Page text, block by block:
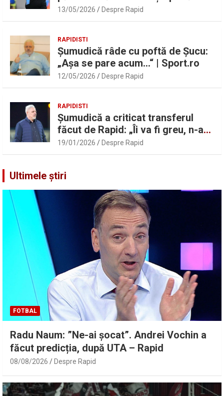
Marius Șumudică despre Daniel
Pancu
13/05/2026 Despre Rapid
RAPIDISTI
Șumudică râde cu poftă de Șucu:
„Așa se pare acum…“ | Sport.ro
12/05/2026 Despre Rapid
RAPIDISTI
Șumudică a criticat transferul
făcut de Rapid: „Îi va fi greu, n-am
înțeles”
19/01/2026 Despre Rapid
Ultimele știri
FOTBAL
Radu Naum: ”Ne-ai șocat”. Andrei Vochin a
făcut predicția, după UTA – Rapid
08/08/2026 Despre Rapid